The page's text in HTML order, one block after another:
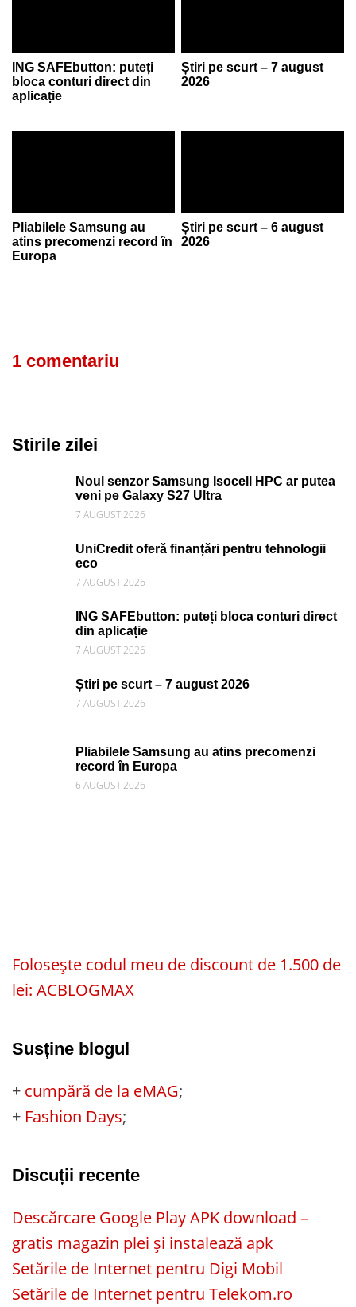
ING SAFEbutton: puteți
bloca conturi direct din
aplicație
Știri pe scurt – 7 august
2026
Pliabilele Samsung au
atins precomenzi record în
Europa
Știri pe scurt – 6 august
2026
1 comentariu
Stirile zilei
Noul senzor Samsung Isocell HPC ar putea
veni pe Galaxy S27 Ultra
7 AUGUST 2026
UniCredit oferă finanțări pentru tehnologii
eco
7 AUGUST 2026
ING SAFEbutton: puteți bloca conturi direct
din aplicație
7 AUGUST 2026
Știri pe scurt – 7 august 2026
7 AUGUST 2026
Pliabilele Samsung au atins precomenzi
record în Europa
6 AUGUST 2026
Folosește codul meu de discount de 1.500 de
lei: ACBLOGMAX
Susține blogul
+ cumpără de la eMAG;
+ Fashion Days;
Discuții recente
Descărcare Google Play APK download –
gratis magazin plei și instalează apk
Setările de Internet pentru Digi Mobil
Setările de Internet pentru Telekom.ro